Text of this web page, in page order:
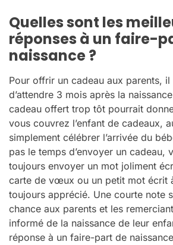
Quelles sont les
réponses à un faire-
naissance ?
Pour offrir un cadeau aux parents, il
d’attendre 3 mois après la
cadeau offert trop tôt pourrait
vous couvrez l’enfant de cadeaux,
simplement célébrer l’arrivée du
pas le temps d’envoyer un cadeau,
toujours envoyer un mot joliment
carte de vœux ou un petit mot écrit
toujours apprécié. Une courte note
chance aux parents et les
informé de la naissance de leur
réponse à un faire-part de